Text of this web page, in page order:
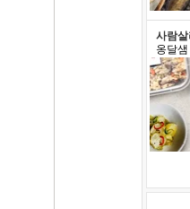
사람
옹달